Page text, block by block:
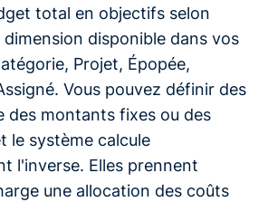
total en objectifs selon
disponible dans vos
Projet, Épopée,
Vous pouvez définir des
des montants fixes ou des
le système calcule
l'inverse. Elles prennent
une allocation des coûts